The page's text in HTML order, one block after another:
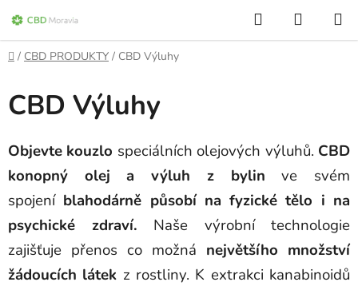
na
obsah
Hledat
KOŠÍK
Domů
/ CBD PRODUKTY / CBD Výluhy
CBD Výluhy
Objevte kouzlo speciálních olejových výluhů. CBD
konopný olej a výluh z bylin ve svém
spojení blahodárně působí na fyzické tělo i na
psychické zdraví. Naše výrobní technologie
zajišťuje přenos co možná největšího množství
žádoucích látek z rostliny. K extrakci kanabinoidů